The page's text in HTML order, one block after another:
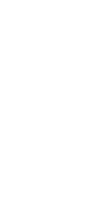
favoris